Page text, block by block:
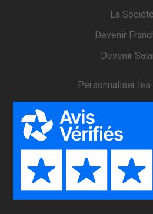
La Société
Devenir
Devenir
Personnaliser